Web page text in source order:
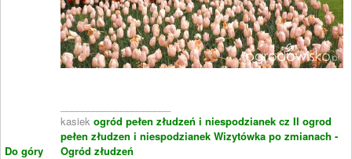
Do góry
kasiek ogród pełen złudzeń i niespodzianek cz II ogrod
pełen złudzen i niespodzianek Wizytówka po zmianach -
Ogród złudzeń